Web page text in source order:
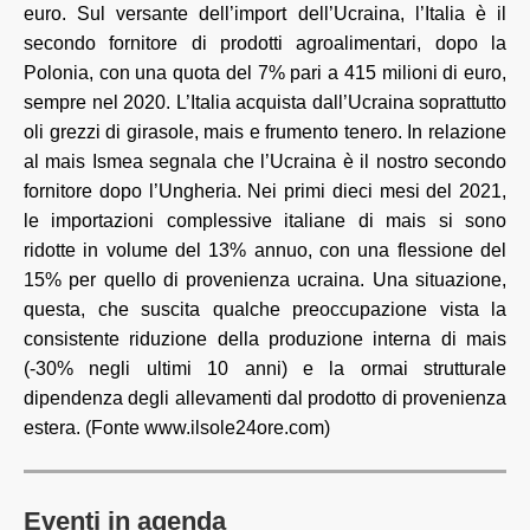
euro. Sul versante dell’import dell’Ucraina, l’Italia è il
secondo fornitore di prodotti agroalimentari, dopo la
Polonia, con una quota del 7% pari a 415 milioni di euro,
sempre nel 2020. L’Italia acquista dall’Ucraina soprattutto
oli grezzi di girasole, mais e frumento tenero. In relazione
al mais Ismea segnala che l’Ucraina è il nostro secondo
fornitore dopo l’Ungheria. Nei primi dieci mesi del 2021,
le importazioni complessive italiane di mais si sono
ridotte in volume del 13% annuo, con una flessione del
15% per quello di provenienza ucraina. Una situazione,
questa, che suscita qualche preoccupazione vista la
consistente riduzione della produzione interna di mais
(-30% negli ultimi 10 anni) e la ormai strutturale
dipendenza degli allevamenti dal prodotto di provenienza
estera. (Fonte www.ilsole24ore.com)
Eventi in agenda